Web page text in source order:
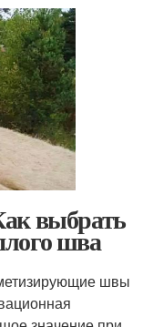
выбрать
шва
швы